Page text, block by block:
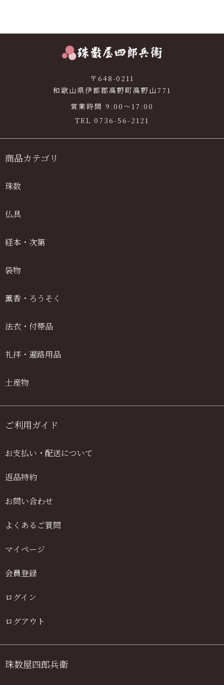
〒648-0211
和歌山県伊都郡高野町高野山771
営業時間 9:00〜17:00
TEL 0736-56-2121
商品カテゴリ
珠数
仏具
経本・次第
袋物
薫香・ろうそく
法衣・付帯品
礼拝・遍路用品
土産物
ご利用ガイド
お支払い・配送について
返品特約
お問い合わせ
よくあるご質問
マイページ
会員登録
ログイン
ログアウト
珠数屋四郎兵衛